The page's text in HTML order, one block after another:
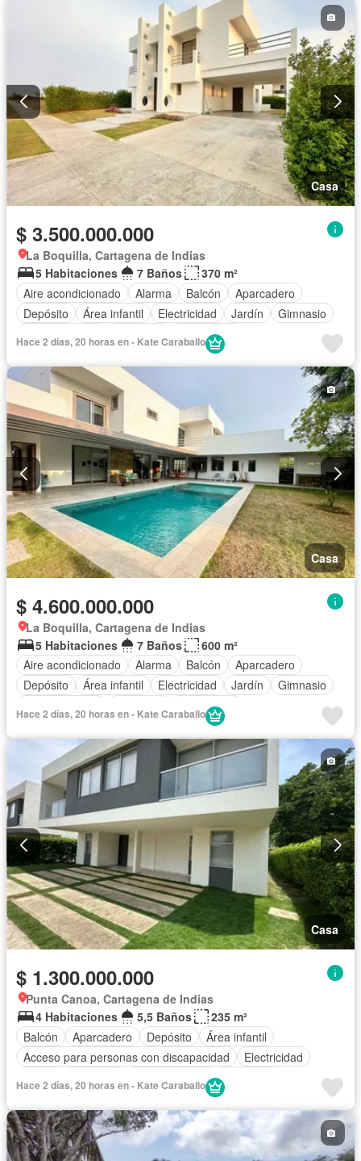
Casa
$ 3.500.000.000
La Boquilla, Cartagena de Indias
5 Habitaciones
7 Baños
370 m²
Aire acondicionado
Alarma Balcón
Aparcadero
Depósito
Área infantil Electricidad Jardín
Gimnasio
Gas natural
Seguridad privada
Cuarto de servicio
Piscina
Agua
Hace 2 días, 20 horas en - Kate Caraballo
Casa
$ 4.600.000.000
La Boquilla, Cartagena de Indias
5 Habitaciones
7 Baños
600 m²
Aire acondicionado
Alarma Balcón
Aparcadero
Depósito
Área infantil Electricidad Jardín
Gimnasio
Gas natural
Seguridad privada
Cuarto de servicio
Agua
Hace 2 días, 20 horas en - Kate Caraballo
Casa
$ 1.300.000.000
Punta Canoa, Cartagena de Indias
4 Habitaciones
5,5 Baños
235 m²
Balcón
Aparcadero Depósito
Área infantil
Acceso para personas con discapacidad
Electricidad
Cocina integral
Seguridad privada
Cuarto de servicio
Piscina Agua
Hace 2 días, 20 horas en - Kate Caraballo